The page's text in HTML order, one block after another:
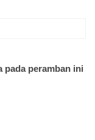
pada peramban ini